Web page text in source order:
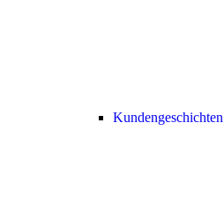
Kundengeschichten